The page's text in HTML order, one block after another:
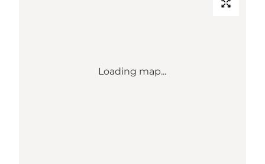
Loading map...